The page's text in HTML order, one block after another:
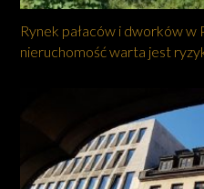
Rynek pałaców i dworków w
nieruchomość warta jest